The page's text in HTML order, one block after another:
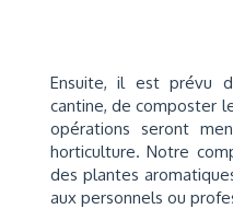
Ensuite, il est prévu
cantine, de composter
opérations seront
horticulture. Notre
des plantes
aux personnels ou